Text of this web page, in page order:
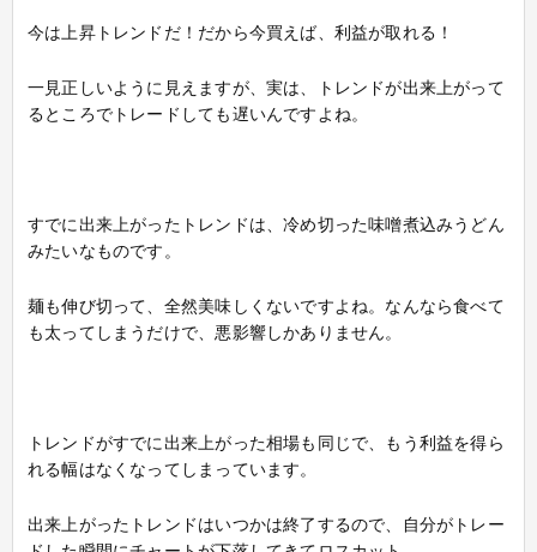
今は上昇トレンドだ！だから今買えば、利益が取れる！
一見正しいように見えますが、実は、トレンドが出来上がって
るところでトレードしても遅いんですよね。
すでに出来上がったトレンドは、冷め切った味噌煮込みうどん
みたいなものです。
麺も伸び切って、全然美味しくないですよね。なんなら食べて
も太ってしまうだけで、悪影響しかありません。
トレンドがすでに出来上がった相場も同じで、もう利益を得ら
れる幅はなくなってしまっています。
出来上がったトレンドはいつかは終了するので、自分がトレー